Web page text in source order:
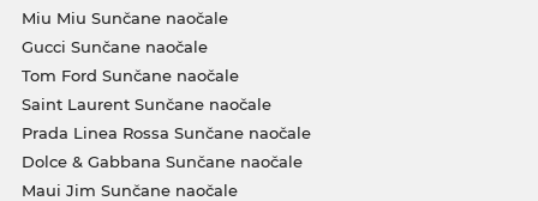
Miu Miu Sunčane naočale
Gucci Sunčane naočale
Tom Ford Sunčane naočale
Saint Laurent Sunčane naočale
Prada Linea Rossa Sunčane naočale
Dolce & Gabbana Sunčane naočale
Maui Jim Sunčane naočale